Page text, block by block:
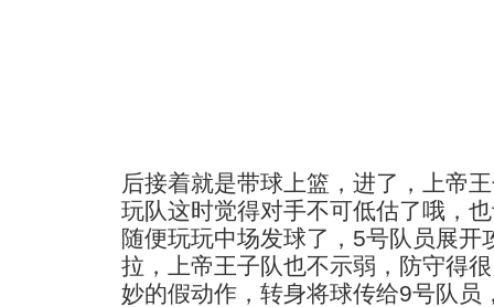
后接着就是带球上篮，进了，上帝
玩队这时觉得对手不可低估了哦，
随便玩玩中场发球了，5号队员展开
拉，上帝王子队也不示弱，防守得
妙的假动作，转身将球传给9号队员